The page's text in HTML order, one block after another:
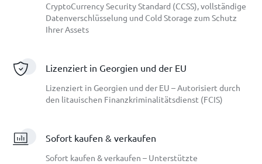
CryptoCurrency Security Standard (CCSS), vollständige
Datenverschlüsselung und Cold Storage zum Schutz
Ihrer Assets
Lizenziert in Georgien und der EU
Lizenziert in Georgien und der EU – Autorisiert durch
den litauischen Finanzkriminalitätsdienst (FCIS)
Sofort kaufen & verkaufen
Sofort kaufen & verkaufen – Unterstützte